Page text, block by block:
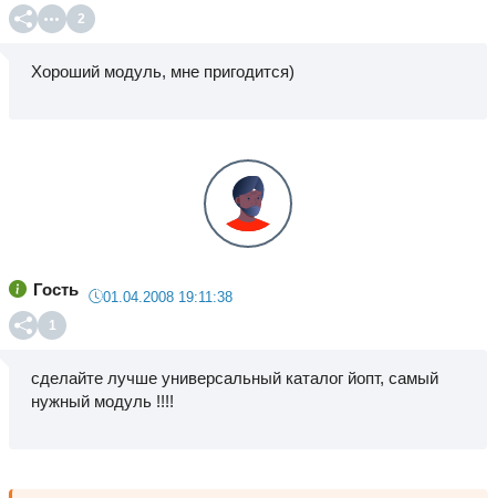
2
Хороший модуль, мне пригодится)
Гость 01.04.2008 19:11:38
1
сделайте лучше универсальный каталог йопт, самый
нужный модуль !!!!